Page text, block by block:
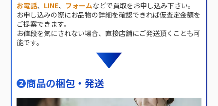
お電話、 LINE、 フォームなどで買取をお申し込み下さい。
お申し込みの際にお品物の詳細を確認できれば仮査定金額を
ご提案できます。
お値段を気にされない場合、直接店舗にご発送頂くことも可
能です。
❷商品の梱包・発送